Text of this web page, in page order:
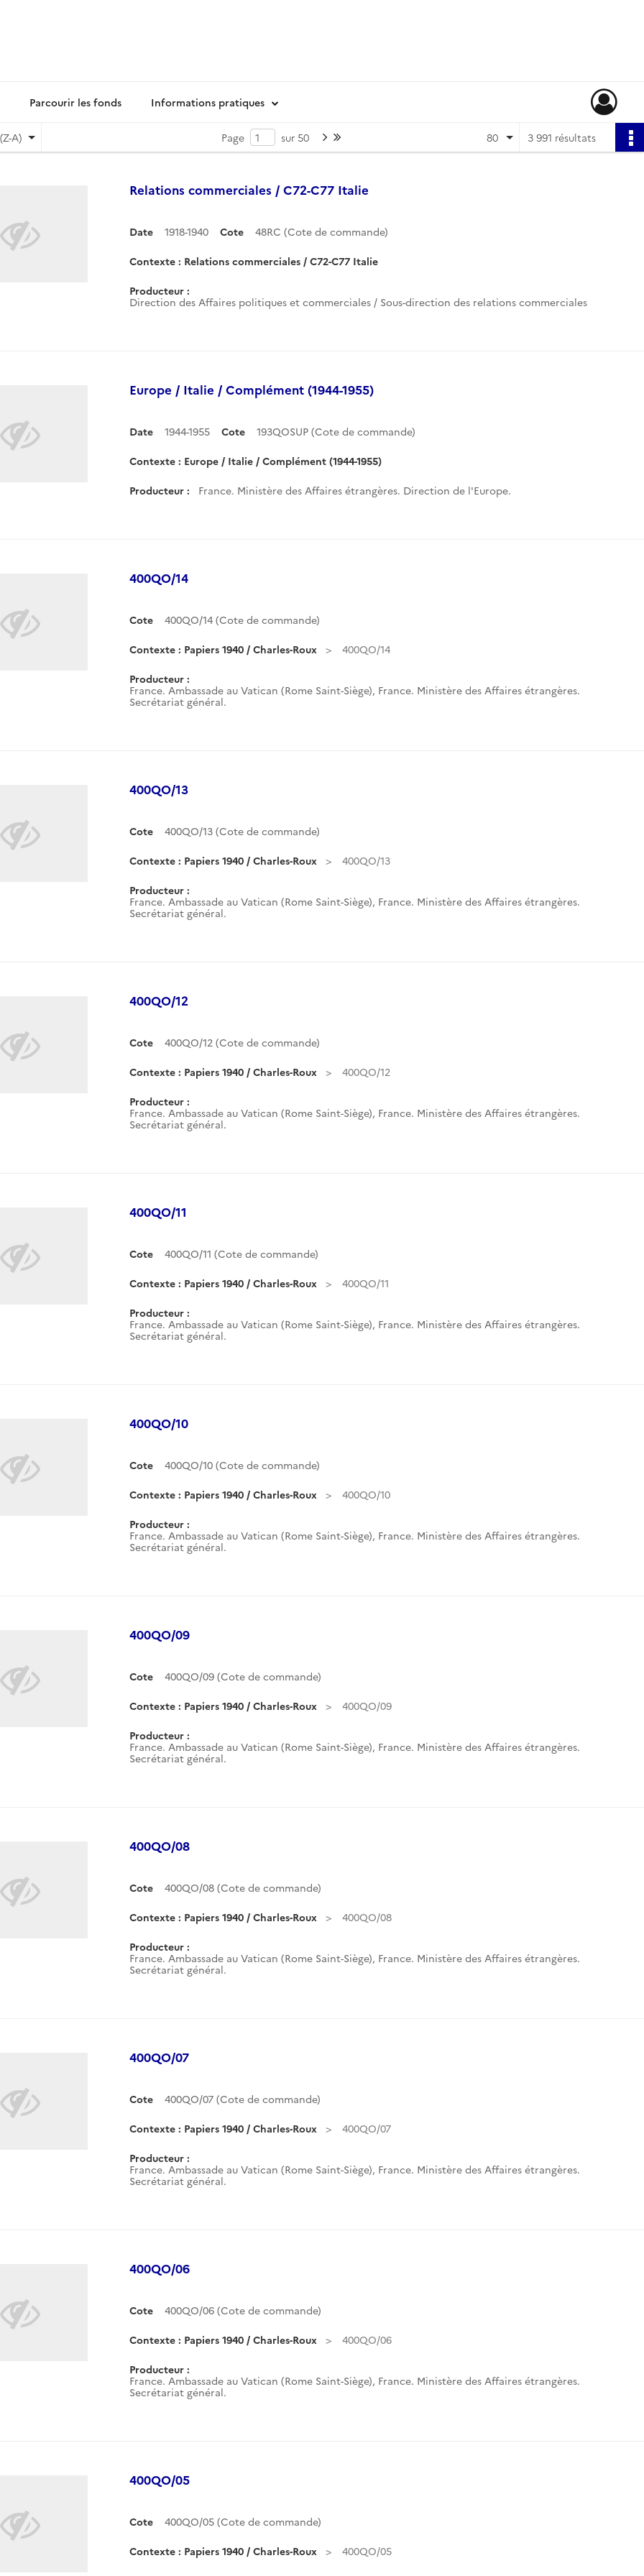
Parcourir les fonds Informations pratiques
A) Page sur 50 Page suivante : 1/50 3 991 résultats
80
Relations commerciales / C72-C77 Italie
Date 1918-1940 Cote 48RC (Cote de commande)
Contexte : Relations commerciales / C72-C77 Italie
Producteur :
Direction des Affaires politiques et commerciales / Sous-direction des relations commerciales
Europe / Italie / Complément (1944-1955)
Date 1944-1955 Cote 193QOSUP (Cote de commande)
Contexte : Europe / Italie / Complément (1944-1955)
Producteur : France. Ministère des Affaires étrangères. Direction de l'Europe.
400QO/14
Cote 400QO/14 (Cote de commande)
Contexte : Papiers 1940 / Charles-Roux 400QO/14
Producteur :
France. Ambassade au Vatican (Rome Saint-Siège), France. Ministère des Affaires étrangères.
Secrétariat général.
400QO/13
Cote 400QO/13 (Cote de commande)
Contexte : Papiers 1940 / Charles-Roux 400QO/13
Producteur :
France. Ambassade au Vatican (Rome Saint-Siège), France. Ministère des Affaires étrangères.
Secrétariat général.
400QO/12
Cote 400QO/12 (Cote de commande)
Contexte : Papiers 1940 / Charles-Roux 400QO/12
Producteur :
France. Ambassade au Vatican (Rome Saint-Siège), France. Ministère des Affaires étrangères.
Secrétariat général.
400QO/11
Cote 400QO/11 (Cote de commande)
Contexte : Papiers 1940 / Charles-Roux 400QO/11
Producteur :
France. Ambassade au Vatican (Rome Saint-Siège), France. Ministère des Affaires étrangères.
Secrétariat général.
400QO/10
Cote 400QO/10 (Cote de commande)
Contexte : Papiers 1940 / Charles-Roux 400QO/10
Producteur :
France. Ambassade au Vatican (Rome Saint-Siège), France. Ministère des Affaires étrangères.
Secrétariat général.
400QO/09
Cote 400QO/09 (Cote de commande)
Contexte : Papiers 1940 / Charles-Roux 400QO/09
Producteur :
France. Ambassade au Vatican (Rome Saint-Siège), France. Ministère des Affaires étrangères.
Secrétariat général.
400QO/08
Cote 400QO/08 (Cote de commande)
Contexte : Papiers 1940 / Charles-Roux 400QO/08
Producteur :
France. Ambassade au Vatican (Rome Saint-Siège), France. Ministère des Affaires étrangères.
Secrétariat général.
400QO/07
Cote 400QO/07 (Cote de commande)
Contexte : Papiers 1940 / Charles-Roux 400QO/07
Producteur :
France. Ambassade au Vatican (Rome Saint-Siège), France. Ministère des Affaires étrangères.
Secrétariat général.
400QO/06
Cote 400QO/06 (Cote de commande)
Contexte : Papiers 1940 / Charles-Roux 400QO/06
Producteur :
France. Ambassade au Vatican (Rome Saint-Siège), France. Ministère des Affaires étrangères.
Secrétariat général.
400QO/05
Cote 400QO/05 (Cote de commande)
Contexte : Papiers 1940 / Charles-Roux 400QO/05